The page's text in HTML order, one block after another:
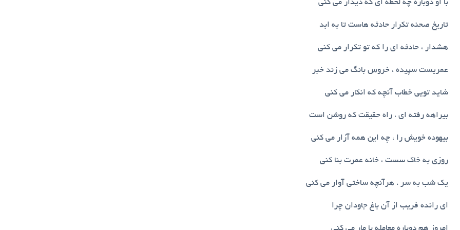
با او دوباره چه لحظه ای که دیدار می کنی
تاریخ صحنه تکرار حادثه هاست تا به ابد
هشدار ، حادثه ای را که تو تکرار می کنی
عمریست سپیده ، خروس بانگ می زند خبر
شاید تویی خطاب آنچه که انکار می کنی
بیراهه رفته ای ، راه حقیقت که روشن است
بیهوده خویش را ، چه این همه آزار می کنی
روزی به خاک سست ، خانه عمرت بنا کنی
یک شب به سر ، هرآنچه ساختی آوار می کنی
ای رانده فریب از آن باغ جاودان چرا